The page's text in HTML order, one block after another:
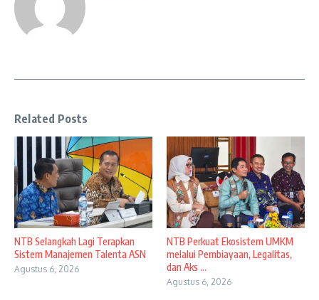
Related Posts
NTB Selangkah Lagi Terapkan
Sistem Manajemen Talenta ASN
Agustus 6, 2026
NTB Perkuat Ekosistem UMKM
melalui Pembiayaan, Legalitas,
dan Aks ...
Agustus 6, 2026